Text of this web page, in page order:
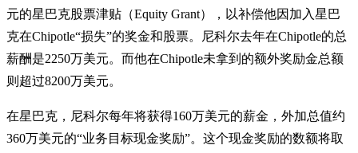
元的星巴克股票津贴（Equity Grant），以补偿他因加入星巴
克在Chipotle“损失”的奖金和股票。尼科尔去年在Chipotle的总
薪酬是2250万美元。而他在Chipotle未拿到的额外奖励金总额
则超过8200万美元。
在星巴克，尼科尔每年将获得160万美元的薪金，外加总值约
360万美元的“业务目标现金奖励”。这个现金奖励的数额将取